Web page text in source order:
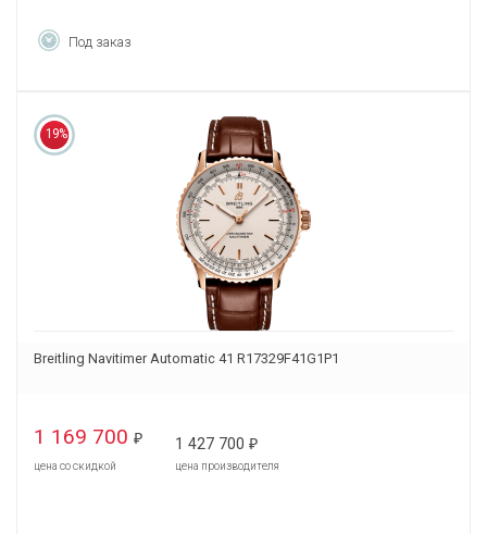
Под заказ
19%
Breitling Navitimer Automatic 41 R17329F41G1P1
1 169 700 ₽
цена со скидкой
1 427 700 ₽
цена производителя